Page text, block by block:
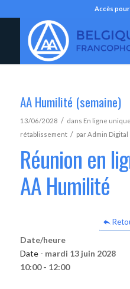
Accès
AA Humilité (semaine)
13/06/2028 / dans En ligne
rétablissement / parAdmin Digital
Réunion en
AA Humilité
Date/heure
Date - mardi 13 juin 2028
10:00 - 12:00